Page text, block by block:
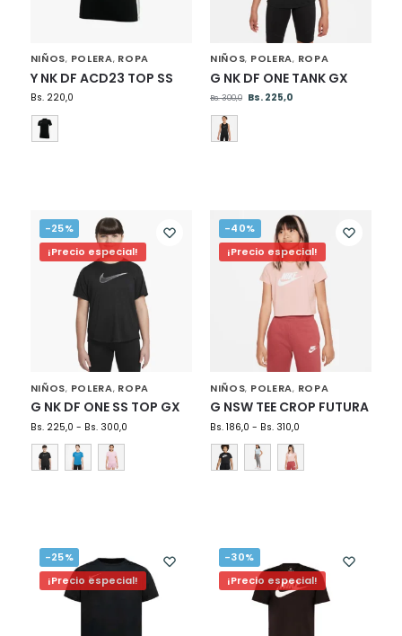
NIÑOS, POLERA, ROPA
Y NK DF ACD23 TOP SS
Bs.220,0
NIÑOS, POLERA, ROPA
G NK DF ONE TANK GX
Bs.300,0 Bs. 225,0
-25%
¡Precio especial!
NIÑOS, POLERA, ROPA
G NK DF ONE SS TOP GX
Bs.225,0 - Bs.300,0
-40%
¡Precio especial!
NIÑOS, POLERA, ROPA
G NSW TEE CROP FUTURA
Bs.186,0 - Bs.310,0
-25%
¡Precio especial!
-30%
¡Precio especial!